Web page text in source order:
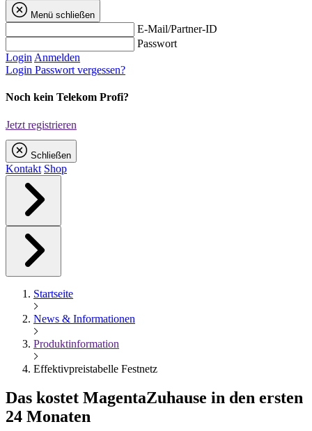
Menü schließen
E-Mail/Partner-ID
Passwort
Login Anmelden
Login Passwort vergessen?
Noch kein Telekom Profi?
Jetzt registrieren
Schließen
Kontakt Shop
Startseite
News & Informationen
Produktinformation
Effektivpreistabelle Festnetz
Das kostet MagentaZuhause in den ersten
24 Monaten